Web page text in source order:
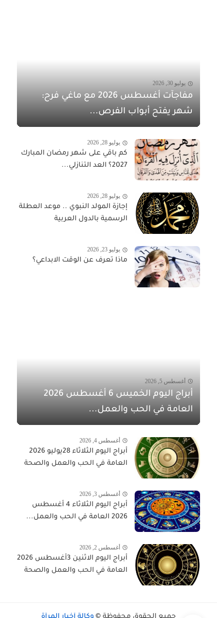
يوليو 30, 2026
مفاجآت أغسطس 2026 مع ماغي فرح:
شهر يفتح أبواب الفرص...
يوليو 28, 2026
كم باقي على شهر رمضان المبارك
2027؟ العد التنازلي...
يوليو 28, 2026
إجازة المولد النبوي .. موعد العطلة
الرسمية بالدول العربية
يوليو 23, 2026
ماذا تعرف عن الوقت الابداعي؟
أغسطس 5, 2026
أبراج اليوم الخميس 6 أغسطس 2026
العامة في الحب والعمل...
أغسطس 4, 2026
أبراج اليوم الثلاثاء 28يوليو 2026
العامة في الحب والعمل والصحة
أغسطس 3, 2026
أبراج اليوم الثلاثاء 4 أغسطس
2026 العامة في الحب والعمل...
أغسطس 2, 2026
أبراج اليوم الاثنين 3أغسطس 2026
العامة في الحب والعمل والصحة